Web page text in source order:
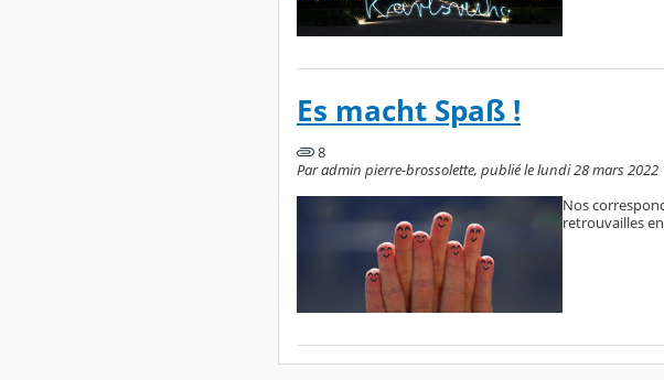
Es macht Spaß !
8
Par admin pierre-brossolette, publié le lundi 28 mars
Nos
retrouvailles